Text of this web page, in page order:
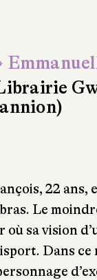
22 ans,
Le
où sa vision
Dans